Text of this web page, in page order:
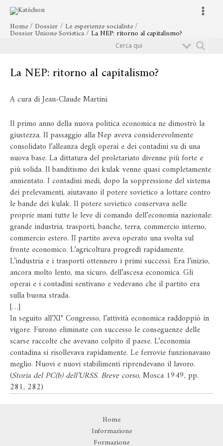
contenuto
Main
Home Dossier Le esperienze socialiste
Dossier Unione Sovietica La NEP: ritorno al capitalismo?
La NEP: ritorno al capitalismo?
A cura di Jean-Claude Martini.
Il primo anno della nuova politica economica ne dimostrò la
giustezza. Il passaggio alla Nep aveva considerevolmente
consolidato l’alleanza degli operai e dei contadini su di una
nuova base. La dittatura del proletariato divenne più forte e
più solida. Il banditismo dei kulak venne quasi completamente
annientato. I contadini medi, dopo la soppressione del sistema
dei prelevamenti, aiutavano il potere sovietico a lottare contro
le bande dei kulak. Il potere sovietico conservava nelle
proprie mani tutte le leve di comando dell’economia nazionale:
grande industria, trasporti, banche, terra, commercio interno,
commercio estero. Il partito aveva operato una svolta sul
fronte economico. L’agricoltura progredì rapidamente.
L’industria e i trasporti ottennero i primi successi. Era l’inizio,
ancora molto lento, ma sicuro, dell’ascesa economica. Gli
operai e i contadini sentivano e vedevano che il partito era
sulla buona strada.
[…]
In seguito all’XI° Congresso, l’attività economica raddoppiò in
vigore. Furono eliminate con successo le conseguenze delle
scarse raccolte che avevano colpito il paese. L’economia
contadina si risollevava rapidamente. Le ferrovie funzionavano
meglio. Nuovi e nuovi stabilimenti riprendevano il lavoro.
(Storia del PC(b) dell’URSS. Breve corso, Mosca 1949, pp.
281, 282)
Navigazione
articoli
Home
Informazione
Formazione